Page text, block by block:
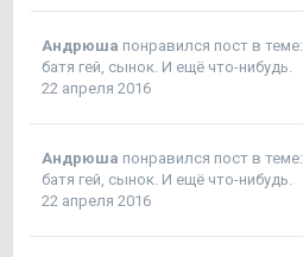
Андрюша понравился пост в теме:
батя гей, сынок. И ещё что-нибудь.
22 апреля 2016
Андрюша понравился пост в теме:
батя гей, сынок. И ещё что-нибудь.
22 апреля 2016